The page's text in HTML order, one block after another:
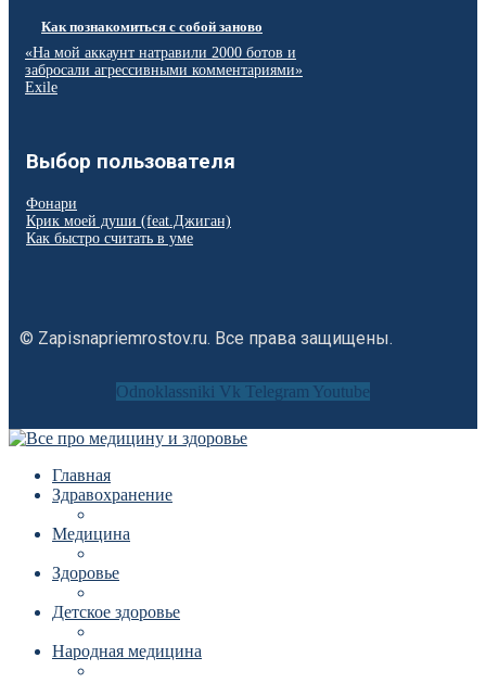
Как познакомиться с собой заново
«На мой аккаунт натравили 2000 ботов и
забросали агрессивными комментариями»
Exile
Выбор пользователя
Фонари
Крик моей души (feat.Джиган)
Как быстро считать в уме
© Zapisnapriemrostov.ru. Все права защищены.
Odnoklassniki Vk Telegram Youtube
Главная
Здравохранение
Медицина
Здоровье
Детское здоровье
Народная медицина